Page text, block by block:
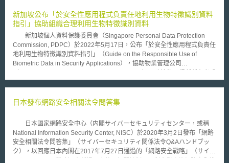
資通安全聯盟（原文為サプライチェーン・サイバーセキュリティ・コンソ
ーシアム，簡稱SC3）」，以獨立行政法人資訊處理推進機構（独立行政法
人情報処理推進機構，IPA）為主管機關。其目的在於擬定與推動供應鏈資
通安全之整體性策略，而經產省則以觀察員（オブザーバー）的身分加入，
除支援產業界合作，亦藉此強化政府與業界就供應鏈資通安全議題之對話。
只要贊同上述經產省政策方向與聯盟方針，任何法人或個人均得參加
SC3。針對產業供應鏈遭遇資安攻擊的問題，經產省與IPA已有建構「資通
服務），邀集具相關專長之企業，在其他企業遭遇供應鏈資安攻擊時，協助
與提供協助隊服務的企業建立審查認證制度。其具體任務包含擬定認證制度
制度取得認證的企業，將獲授權使用「資通安全協助隊」的商標。同時在業
界推廣協助隊服務制度，讓取得認證的中小企業得以之為拓展其業務的優勢
與宣傳材料。
新加坡公布「於安全性應用程式負責任地利用生物特徵識別資料
指引」協助組織合理利用生物特徵識別資料
新加坡個人資料保護委員會（Singapore Personal Data Protection
Commission, PDPC）於2022年5月17日，公布「於安全性應用程式負責任
地利用生物特徵識別資料指引」（Guide on the Responsible Use of
Biometric Data in Security Applications），協助物業管理公司
安全服務公司等管理機構，使各管理機構更負責任地利用安全攝影機和生物
隨著安全攝影機等科技應用普及化，管理機構以錯誤方法處理個人生物特徵
其中包括以下重點： （1）定義生物特徵識別資料包含生理、生物或行為特
徵，及以此資料所建立之生物特徵識別模版； （2）說明維安攝影機及生物
特徵識別系統運用所應關鍵考量因素，如避免惡意合成生物特徵之身分詐
欺、設定過於廣泛而使系統識別錯誤等情形，並舉例資料保護產業最佳範
例，如資料加密以避免系統風險、設計管理流程以控管資料等； （3）說明
日本發布網路安全相關法令問答集
日本國家網路安全中心（内閣サイバーセキュリティセンター，或稱
National Information Security Center, NISC）於2020年3月2日發布「網路
安全相關法令問答集」（サイバーセキュリティ関係法令Q&Aハンドブッ
ク），以回應日本內閣在2017年7月27日通過的「網路安全戰略」（サイバ